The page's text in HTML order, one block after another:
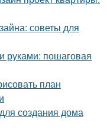
советы для
руками: пошаговая
план
создания дома